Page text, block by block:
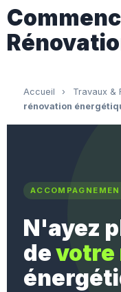
Accueil › Travaux &
rénovation
N'ayez
devotre